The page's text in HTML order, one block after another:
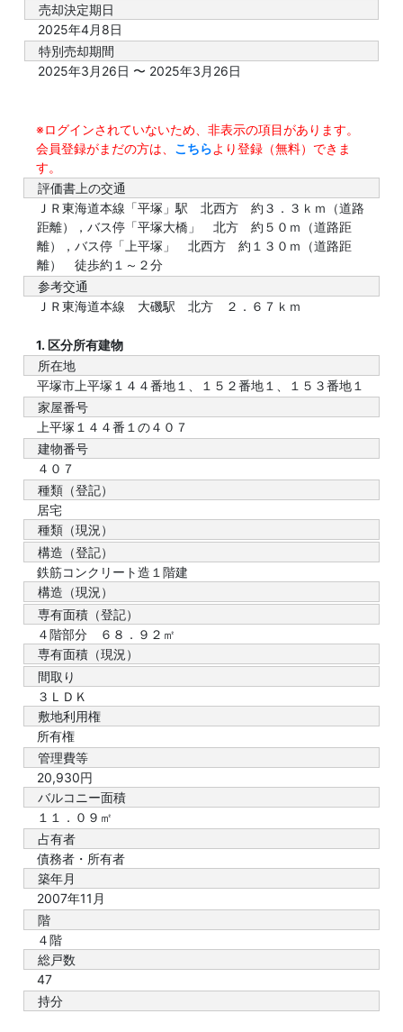
売却決定期日
2025年4月8日
特別売却期間
2025年3月26日 〜 2025年3月26日
※ログインされていないため、非表示の項目があります。
会員登録がまだの方は、 こちらより登録（無料）できま
す。
評価書上の交通
ＪＲ東海道本線「平塚」駅 北西方 約３．３ｋｍ（道路
距離），バス停「平塚大橋」 北方 約５０ｍ（道路距
離），バス停「上平塚」 北西方 約１３０ｍ（道路距
離） 徒歩約１～２分
参考交通
ＪＲ東海道本線 大磯駅 北方 ２．６７ｋｍ
1. 区分所有建物
所在地
平塚市上平塚１４４番地１、１５２番地１、１５３番地１
家屋番号
上平塚１４４番１の４０７
建物番号
４０７
種類（登記）
居宅
種類（現況）
構造（登記）
鉄筋コンクリート造１階建
構造（現況）
専有面積（登記）
４階部分 ６８．９２㎡
専有面積（現況）
間取り
３ＬＤＫ
敷地利用権
所有権
管理費等
20,930円
バルコニー面積
１１．０９㎡
占有者
債務者・所有者
築年月
2007年11月
階
４階
総戸数
47
持分